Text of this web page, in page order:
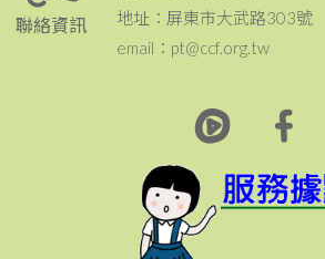
聯絡資訊
地址：屏東市大武路303號
email：pt@ccf.org.tw